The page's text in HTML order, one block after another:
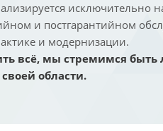
исключительно
и постгарантийном
и модернизации.
всё, мы стремимся
своей области.